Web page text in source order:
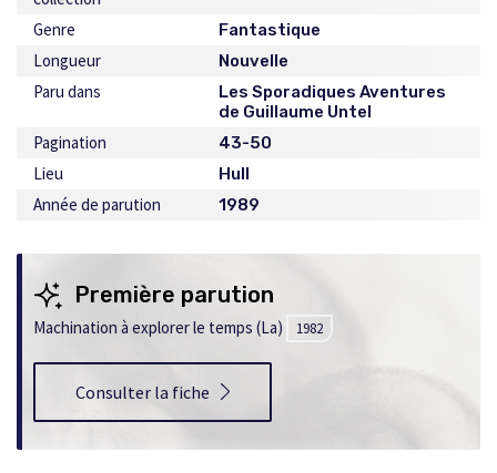
Genre Fantastique
Longueur Nouvelle
Paru dans
Les Sporadiques Aventures
de Guillaume Untel
Pagination 43-50
Lieu Hull
Année de parution 1989
Première parution
Machination à explorer le temps (La) 1982
Consulter la fiche